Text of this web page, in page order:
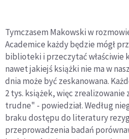
Tymczasem Makowski w
Academice każdy będzie mógł
biblioteki i przeczytać właściwie
nawet jakiejś książki nie ma w
dnia może być zeskanowana.
2 tys. książek, więc zrealizowanie
trudne" - powiedział. Według
braku dostępu do literatury
przeprowadzenia badań